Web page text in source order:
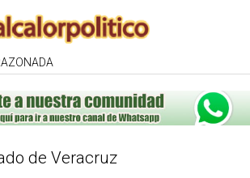
de Veracruz